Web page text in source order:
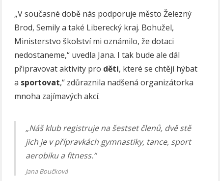
„V současné době nás podporuje město Železný
Brod, Semily a také Liberecký kraj. Bohužel,
Ministerstvo školství mi oznámilo, že dotaci
nedostaneme,“ uvedla Jana. I tak bude ale dál
připravovat aktivity pro děti, které se chtějí hýbat
a sportovat,“ zdůraznila nadšená organizátorka
mnoha zajímavých akcí.
„Náš klub registruje na šestset členů, dvě stě
jich je v přípravkách gymnastiky, tance, sport
aerobiku a fitness.“
Jana Boučková